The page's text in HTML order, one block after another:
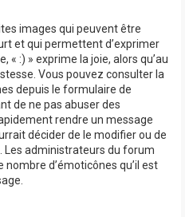
images qui peuvent être
et qui permettent d’exprimer
« :) » exprime la joie, alors qu’au
Vous pouvez consulter la
depuis le formulaire de
de ne pas abuser des
rendre un message
décider de le modifier ou de
Les administrateurs du forum
d’émoticônes qu’il est